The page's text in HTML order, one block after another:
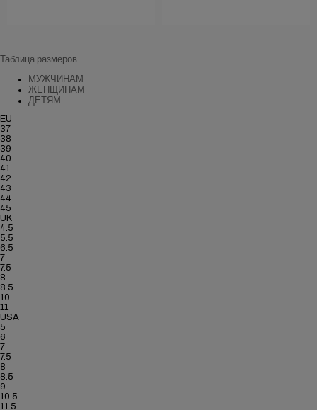
Таблица размеров
МУЖЧИНАМ
ЖЕНЩИНАМ
ДЕТЯМ
EU
37
38
39
40
41
42
43
44
45
UK
4.5
5.5
6.5
7
7.5
8
8.5
10
11
USA
5
6
7
7.5
8
8.5
9
10.5
11.5